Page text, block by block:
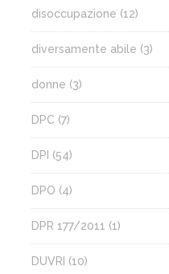
disoccupazione (12)
diversamente abile (3)
donne (3)
DPC (7)
DPI (54)
DPO (4)
DPR 177/2011 (1)
DUVRI (10)